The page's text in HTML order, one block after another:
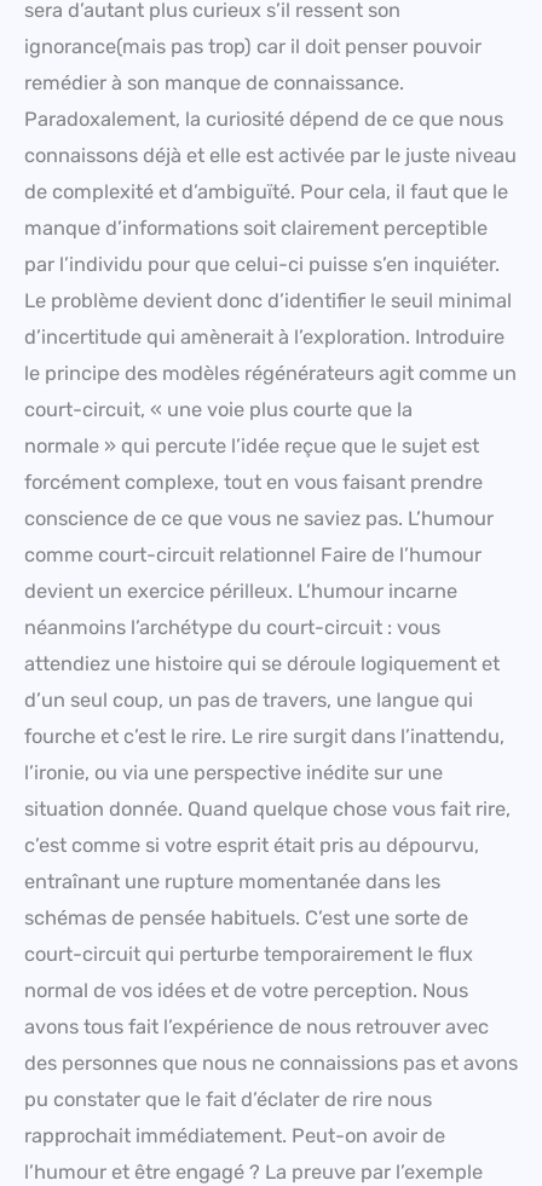
sera d’autant plus curieux s’il ressent son
ignorance(mais pas trop) car il doit penser pouvoir
remédier à son manque de connaissance.
Paradoxalement, la curiosité dépend de ce que nous
connaissons déjà et elle est activée par le juste niveau
de complexité et d’ambiguïté. Pour cela, il faut que le
manque d’informations soit clairement perceptible
par l’individu pour que celui-ci puisse s’en inquiéter.
Le problème devient donc d’identifier le seuil minimal
d’incertitude qui amènerait à l’exploration. Introduire
le principe des modèles régénérateurs agit comme un
court-circuit, « une voie plus courte que la
normale » qui percute l’idée reçue que le sujet est
forcément complexe, tout en vous faisant prendre
conscience de ce que vous ne saviez pas. L’humour
comme court-circuit relationnel Faire de l’humour
devient un exercice périlleux. L’humour incarne
néanmoins l’archétype du court-circuit : vous
attendiez une histoire qui se déroule logiquement et
d’un seul coup, un pas de travers, une langue qui
fourche et c’est le rire. Le rire surgit dans l’inattendu,
l’ironie, ou via une perspective inédite sur une
situation donnée. Quand quelque chose vous fait rire,
c’est comme si votre esprit était pris au dépourvu,
entraînant une rupture momentanée dans les
schémas de pensée habituels. C’est une sorte de
court-circuit qui perturbe temporairement le flux
normal de vos idées et de votre perception. Nous
avons tous fait l’expérience de nous retrouver avec
des personnes que nous ne connaissions pas et avons
pu constater que le fait d’éclater de rire nous
rapprochait immédiatement. Peut-on avoir de
l’humour et être engagé ? La preuve par l’exemple